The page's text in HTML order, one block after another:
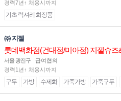
경력7년↑ 채용시까지
기초 럭셔리 화장품
㈜ 지젤
롯데백화점(건대점/미아점) 지젤슈
인합니다
서울 광진구
급여협의
경력1년↑ 채용시까지
구두 가방 수제화 가죽가방 가죽구두